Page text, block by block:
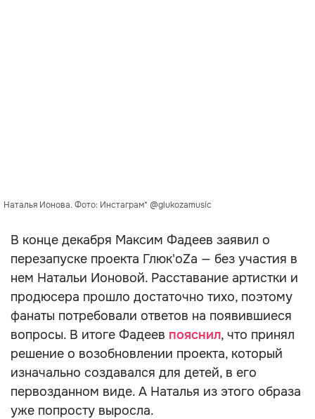
Наталья Ионова. Фото: Инстаграм* @glukozamusic
В конце декабря Максим Фадеев заявил о
перезапуске проекта Глюк'оZa — без участия в
нем Натальи Ионовой. Расставание артистки и
продюсера прошло достаточно тихо, поэтому
фанаты потребовали ответов на появившиеся
вопросы. В итоге Фадеев пояснил, что принял
решение о возобновлении проекта, который
изначально создавался для детей, в его
первозданном виде. А Наталья из этого образа
уже попросту выросла.